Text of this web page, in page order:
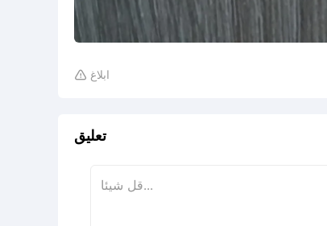
 ابلاغ
تعليق